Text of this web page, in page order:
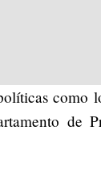
como
de